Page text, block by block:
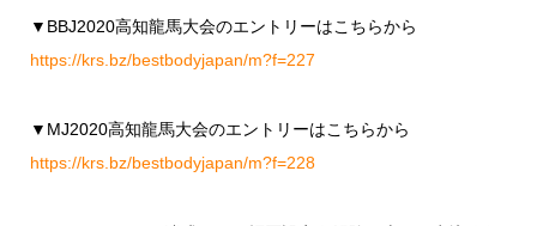
▼BBJ2020高知龍馬大会のエントリーはこちらから
https://krs.bz/bestbodyjapan/m?f=227
▼MJ2020高知龍馬大会のエントリーはこちらから
https://krs.bz/bestbodyjapan/m?f=228